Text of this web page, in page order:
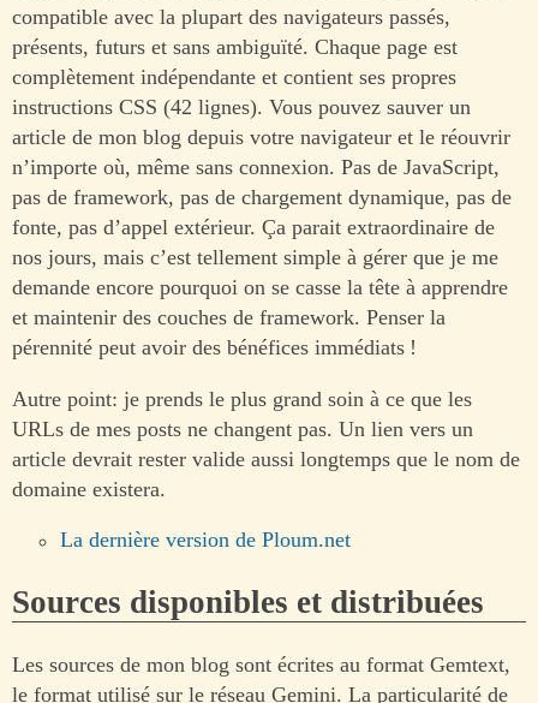
compatible avec la plupart des navigateurs passés,
présents, futurs et sans ambiguïté. Chaque page est
complètement indépendante et contient ses propres
instructions CSS (42 lignes). Vous pouvez sauver un
article de mon blog depuis votre navigateur et le réouvrir
n’importe où, même sans connexion. Pas de JavaScript,
pas de framework, pas de chargement dynamique, pas de
fonte, pas d’appel extérieur. Ça parait extraordinaire de
nos jours, mais c’est tellement simple à gérer que je me
demande encore pourquoi on se casse la tête à apprendre
et maintenir des couches de framework. Penser la
pérennité peut avoir des bénéfices immédiats !
Autre point: je prends le plus grand soin à ce que les
URLs de mes posts ne changent pas. Un lien vers un
article devrait rester valide aussi longtemps que le nom de
domaine existera.
La dernière version de Ploum.net
Sources disponibles et distribuées
Les sources de mon blog sont écrites au format Gemtext,
le format utilisé sur le réseau Gemini. La particularité de